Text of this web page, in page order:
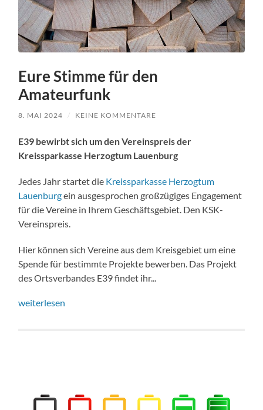
Eure Stimme für den
Amateurfunk
8. MAI 2024 / KEINE KOMMENTARE
E39 bewirbt sich um den Vereinspreis der
Kreissparkasse Herzogtum Lauenburg
Jedes Jahr startet die Kreissparkasse Herzogtum
Lauenburgein ausgesprochen großzügiges Engagement
für die Vereine in Ihrem Geschäftsgebiet. Den KSK-
Vereinspreis.
Hier können sich Vereine aus dem Kreisgebiet um eine
Spende für bestimmte Projekte bewerben. Das Projekt
des Ortsverbandes E39 findet ihr...
weiterlesen